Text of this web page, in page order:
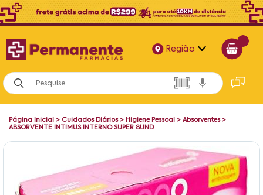
Região
Alagoas
Bahia
Pernambuco
Página Inicial > Cuidados Diários> Higiene Pessoal > Absorventes>
ABSORVENTE INTIMUS INTERNO SUPER 8UND